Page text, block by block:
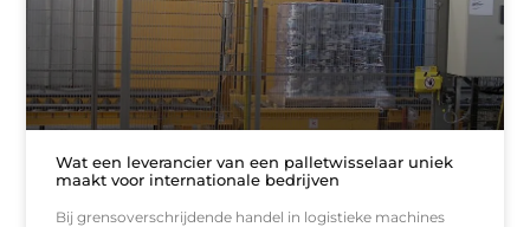
Wat een leverancier van een palletwisselaar uniek
maakt voor internationale bedrijven
Bij grensoverschrijdende handel in logistieke machines